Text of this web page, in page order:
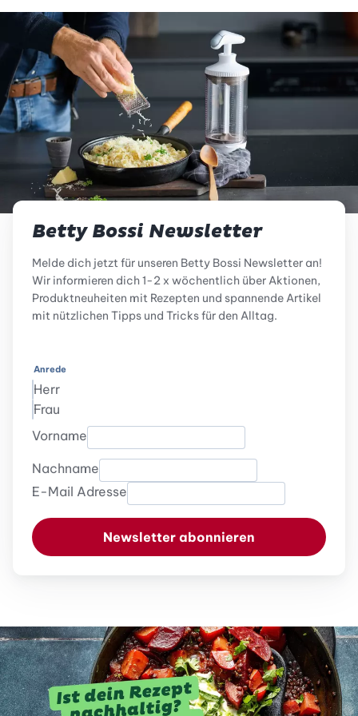
Betty Bossi Newsletter
Melde dich jetzt für unseren Betty Bossi Newsletter an!
Wir informieren dich 1-2 x wöchentlich über Aktionen,
Produktneuheiten mit Rezepten und spannende Artikel
mit nützlichen Tipps und Tricks für den Alltag.
Anrede
Herr
Frau
Vorname
Nachname
E-Mail Adresse
Newsletter abonnieren